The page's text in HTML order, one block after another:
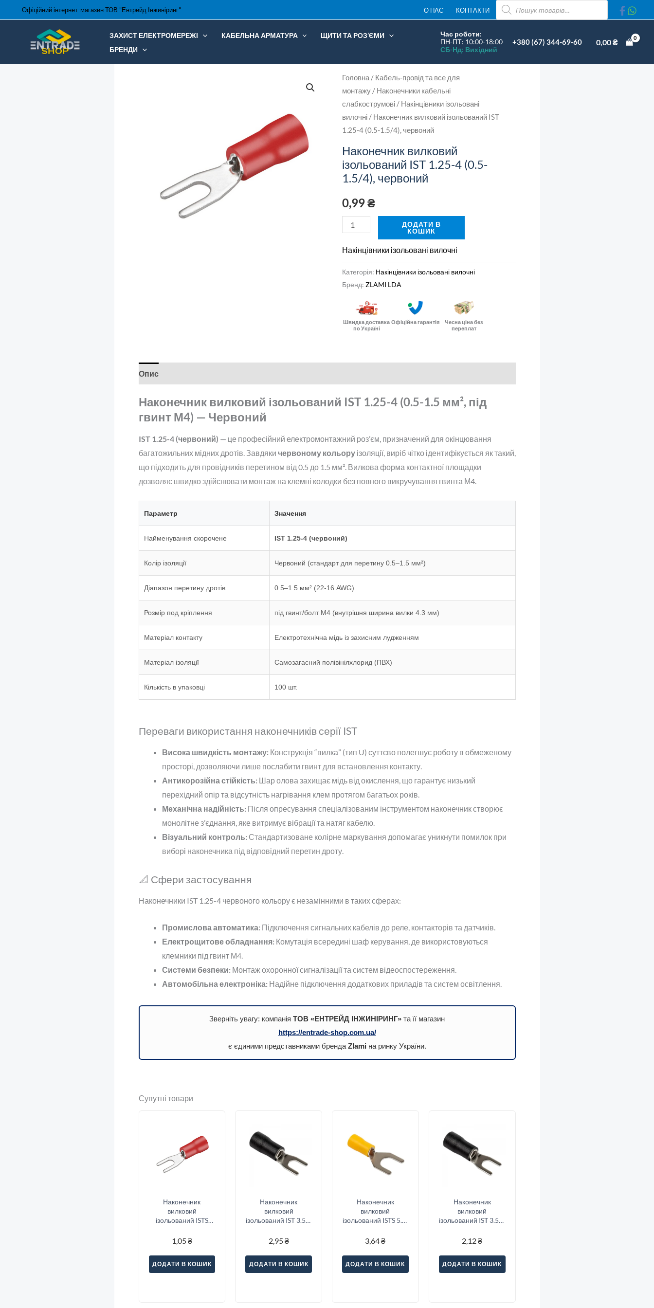
Перейти
до
Офіційний інтернет-магазин ТОВ "Ентрейд Інжиніринг" О НАС КОНТАКТИ
ПОШУК
ТОВАРІВ
ЗАХИСТ ЕЛЕКТРОМЕРЕЖІ КАБЕЛЬНА АРМАТУРА
ЩИТИ ТА РОЗ’ЄМИ
БРЕНДИ
Час роботи:
ПН-ПТ: 10:00-18:00
СБ-Нд: Вихідний
+380 (67) 344-69-60 0,00₴
Головна / Кабель-провід та все для
монтажу / Наконечники кабельні
слабкострумові / Накінцівники ізольовані
вилочні / Наконечник вилковий ізольований IST
1.25-4 (0.5-1.5/4), червоний
Наконечник вилковий
ізольований IST 1.25-4 (0.5-
1.5/4), червоний
0,99₴
Наконечник
вилковий
ізольований
IST
1.25-
4
(0.5-
1.5/4),
кількість
ДОДАТИ В
КОШИК
Накінцівники ізольовані вилочні
Категорія: Накінцівники ізольовані вилочні
Бренд: ZLAMI LDA
Швидка доставка
по Україні
Офіційна гарантія
Чесна ціна без
переплат
Опис
Наконечник вилковий ізольований IST 1.25-4 (0.5-1.5 мм², під
гвинт М4) — Червоний
IST 1.25-4 (червоний) — це професійний електромонтажний роз’єм, призначений для окінцювання
багатожильних мідних дротів. Завдяки червоному кольоруізоляції, виріб чітко ідентифікується як такий,
що підходить для провідників перетином від 0.5 до 1.5 мм². Вилкова форма контактної площадки
дозволяє швидко здійснювати монтаж на клемні колодки без повного викручування гвинта М4.
Параметр Значення
Найменування скорочене IST 1.25-4 (червоний)
Колір ізоляції Червоний (стандарт для перетину 0.5–1.5 мм²)
Діапазон перетину дротів 0.5–1.5 мм² (22-16 AWG)
Розмір под кріплення під гвинт/болт М4 (внутрішня ширина вилки 4.3 мм)
Матеріал контакту Електротехнічна мідь із захисним лудженням
Матеріал ізоляції Самозагасний полівінілхлорид (ПВХ)
Кількість в упаковці 100 шт.
Переваги використання наконечників серії IST
Висока швидкість монтажу: Конструкція “вилка” (тип U) суттєво полегшує роботу в обмеженому
просторі, дозволяючи лише послабити гвинт для встановлення контакту.
Антикорозійна стійкість: Шар олова захищає мідь від окислення, що гарантує низький
перехідний опір та відсутність нагрівання клем протягом багатьох років.
Механічна надійність: Після опресування спеціалізованим інструментом наконечник створює
монолітне з’єднання, яке витримує вібрації та натяг кабелю.
Візуальний контроль: Стандартизоване колірне маркування допомагає уникнути помилок при
виборі наконечника під відповідний перетин дроту.
📐 Сфери застосування
Наконечники IST 1.25-4 червоного кольору є незамінними в таких сферах:
Промислова автоматика: Підключення сигнальних кабелів до реле, контакторів та датчиків.
Електрощитове обладнання: Комутація всередині шаф керування, де використовуються
клемники під гвинт М4.
Системи безпеки: Монтаж охоронної сигналізації та систем відеоспостереження.
Автомобільна електроніка: Надійне підключення додаткових приладів та систем освітлення.
Зверніть увагу: компанія ТОВ «ЕНТРЕЙД ІНЖИНІРИНГ» та її магазин
https://entrade-shop.com.ua/
є єдиними представниками бренда Zlami на ринку України.
Супутні товари
Наконечник
вилковий
ізольований ISTS
червоний
1,05₴
ДОДАТИ В КОШИК
Наконечник
вилковий
ізольований IST 3.5-6
2,95₴
ДОДАТИ В КОШИК
Наконечник
вилковий
ізольований ISTS 5.5-
3,64₴
ДОДАТИ В КОШИК
Наконечник
вилковий
ізольований IST 3.5-5
2,12₴
ДОДАТИ В КОШИК
IST
1.25-
1.5/4),
червоний
кількість